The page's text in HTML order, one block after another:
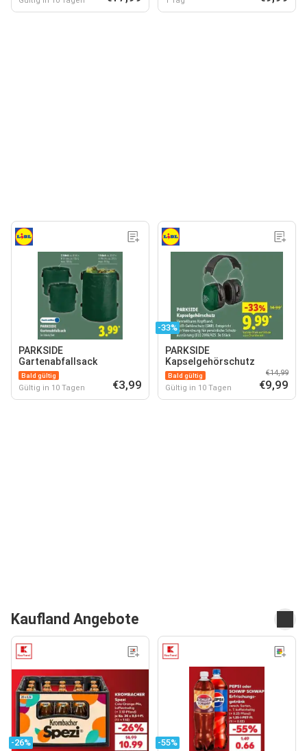
PARKSIDE
Gartenabfallsack
Bald gültig
Gültig in 10 Tagen €3,99
-33%
PARKSIDE
Kapselgehörschutz
Bald gültig
Gültig in 10 Tagen
€14,99
€9,99
Kaufland Angebote
-26% -55%